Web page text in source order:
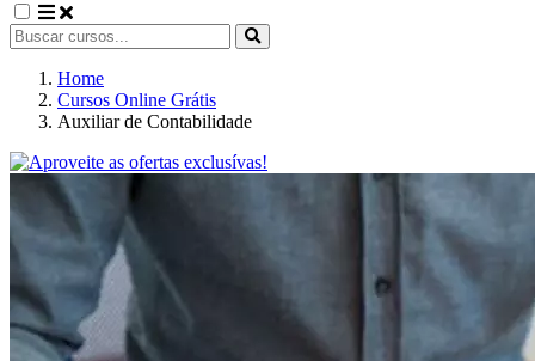
Home
Cursos Online Grátis
Auxiliar de Contabilidade